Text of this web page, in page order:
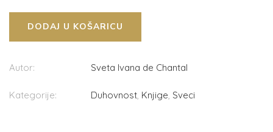
DODAJ U KOŠARICU
Autor: Sveta Ivana de Chantal
Kategorije: Duhovnost Knjige Sveci